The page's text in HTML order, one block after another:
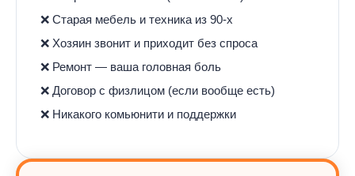
❌ Старая мебель и техника из 90-х
❌ Хозяин звонит и приходит без спроса
❌ Ремонт — ваша головная боль
❌ Договор с физлицом (если вообще есть)
❌ Никакого комьюнити и поддержки